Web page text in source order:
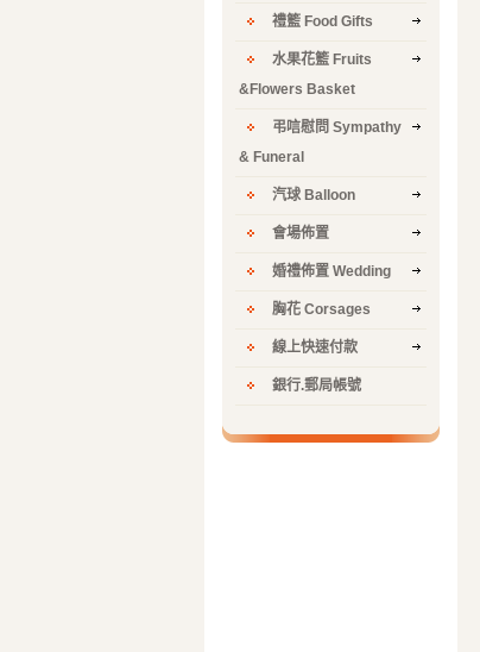
禮籃 Food Gifts
水果花籃 Fruits
&Flowers Basket
弔唁慰問 Sympathy
& Funeral
汽球 Balloon
會場佈置
婚禮佈置 Wedding
胸花 Corsages
線上快速付款
銀行.郵局帳號